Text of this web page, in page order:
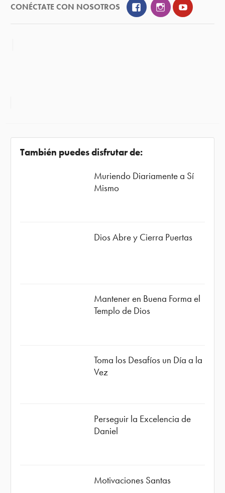
CONÉCTATE CON NOSOTROS FacebookInstagramYouTube
También puedes disfrutar de:
Muriendo Diariamente a Sí
Mismo
Dios Abre y Cierra Puertas
Mantener en Buena Forma el
Templo de Dios
Toma los Desafíos un Día a la
Vez
Perseguir la Excelencia de
Daniel
Motivaciones Santas